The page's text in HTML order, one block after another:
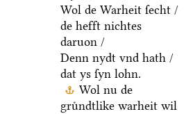
Wol de Warheit ſecht /
de hefft nichtes
daruon /
Denn nydt vnd hath /
dat ys ſyn lohn.
Wol nu de
gruͤndtlike warheit wil